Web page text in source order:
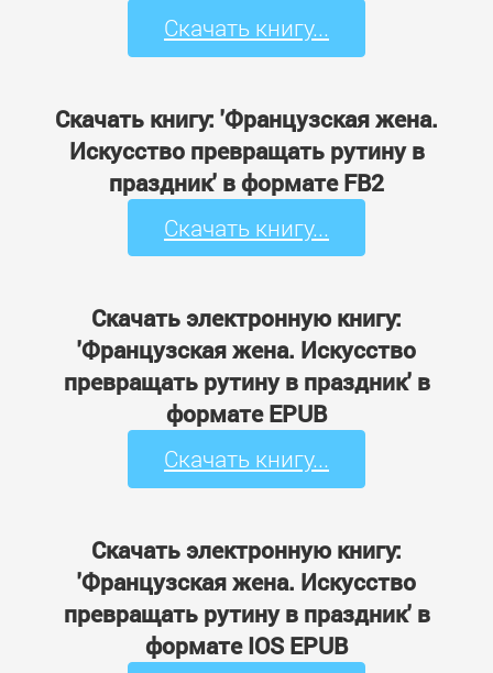
Скачать книгу...
Скачать книгу: 'Французская жена.
Искусство превращать рутину в
праздник' в формате FB2
Скачать книгу...
Скачать электронную книгу:
'Французская жена. Искусство
превращать рутину в праздник' в
формате EPUB
Скачать книгу...
Скачать электронную книгу:
'Французская жена. Искусство
превращать рутину в праздник' в
формате IOS EPUB